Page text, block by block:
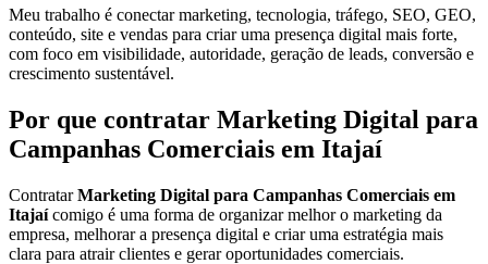
Meu trabalho é conectar marketing, tecnologia, tráfego, SEO, GEO,
conteúdo, site e vendas para criar uma presença digital mais forte,
com foco em visibilidade, autoridade, geração de leads, conversão e
crescimento sustentável.
Por que contratar Marketing Digital para
Campanhas Comerciais em Itajaí
ContratarMarketing Digital para Campanhas Comerciais em
Itajaícomigo é uma forma de organizar melhor o marketing da
empresa, melhorar a presença digital e criar uma estratégia mais
clara para atrair clientes e gerar oportunidades comerciais.